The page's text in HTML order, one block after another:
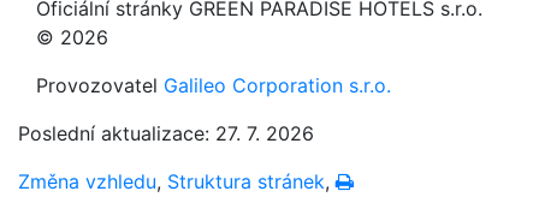
Oficiální stránky GREEN PARADISE HOTELS s.r.o.
© 2026
Provozovatel Galileo Corporation s.r.o.
Poslední aktualizace: 27. 7. 2026
Změna vzhledu, Struktura stránek, Vytisknout